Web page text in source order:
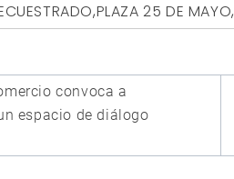
,PLAZA 25 DE MAYO,
convoca a
espacio de diálogo